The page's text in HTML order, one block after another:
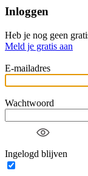
Inloggen
Heb je nog geen
Meld je gratis aan
E-mailadres
Wachtwoord
Ingelogd blijven